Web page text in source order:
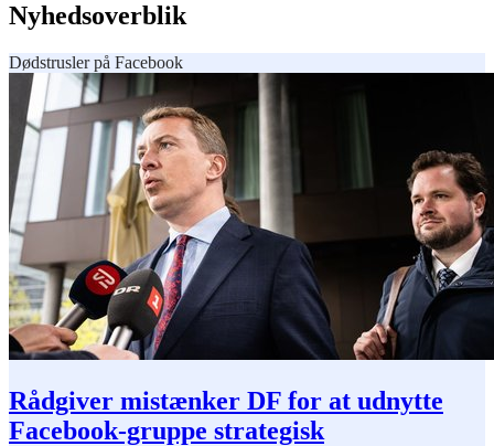
Nyhedsoverblik
Dødstrusler på Facebook
Rådgiver mistænker DF for at udnytte
Facebook-gruppe strategisk